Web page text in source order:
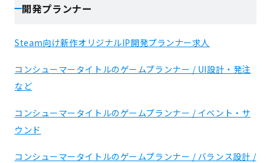
開発プランナー
Steam向け新作オリジナルIP開発プランナー求人
コンシューマータイトルのゲームプランナー / UI設計・発注
など
コンシューマータイトルのゲームプランナー / イベント・サ
ウンド
コンシューマータイトルのゲームプランナー / バランス設計 /